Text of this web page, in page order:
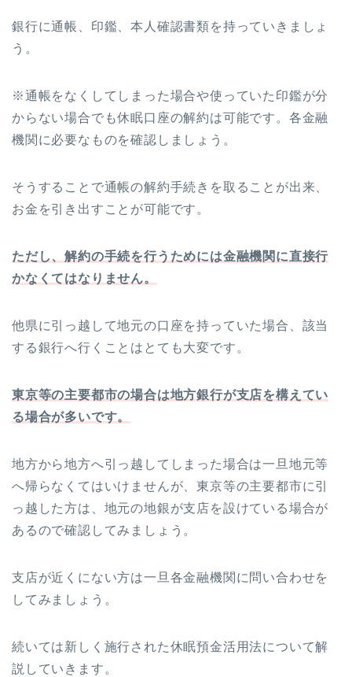
銀行に通帳、印鑑、本人確認書類を持っていきましょ
う。
※通帳をなくしてしまった場合や使っていた印鑑が分
からない場合でも休眠口座の解約は可能です。各金融
機関に必要なものを確認しましょう。
そうすることで通帳の解約手続きを取ることが出来、
お金を引き出すことが可能です。
ただし、解約の手続を行うためには金融機関に直接行
かなくてはなりません。
他県に引っ越して地元の口座を持っていた場合、該当
する銀行へ行くことはとても大変です。
東京等の主要都市の場合は地方銀行が支店を構えてい
る場合が多いです。
地方から地方へ引っ越してしまった場合は一旦地元等
へ帰らなくてはいけませんが、東京等の主要都市に引
っ越した方は、地元の地銀が支店を設けている場合が
あるので確認してみましょう。
支店が近くにない方は一旦各金融機関に問い合わせを
してみましょう。
続いては新しく施行された休眠預金活用法について解
説していきます。